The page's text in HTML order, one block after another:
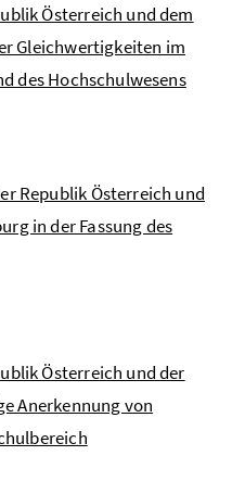
Österreich und dem
Gleichwertigkeiten im
des Hochschulwesens
Republik Österreich und
in der Fassung des
Österreich und der
Anerkennung von